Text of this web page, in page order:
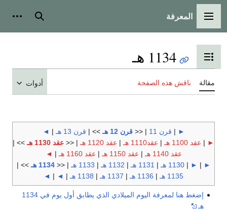
القائمة الرئيسية
المعرفة بحث
تبديل عرض جدول المحتويات
1134 هـ
مقالة ناقش هذه الصفحة أدوات
►
| قرن 11 | <<قرن 12 هـ >> | قرن 13 هـ |
◄
►
| عقد 1100 هـ | عقد1110 هـ | عقد 1120 هـ | << عقد 1130 هـ
>> |
عقد 1140 هـ
| عقد 1150 هـ | عقد 1160 هـ |
◄
►
|
►
|1130 هـ | 1131 هـ | 1132 هـ | 1133 هـ | <<1134 هـ
>> |
1135 هـ
| 1136 هـ | 1137 هـ | 1138 هـ |
◄
|
◄
إضغط هنا لمعرفة اليوم الميلادي الذي يطابق أول يوم في 1134
هـ